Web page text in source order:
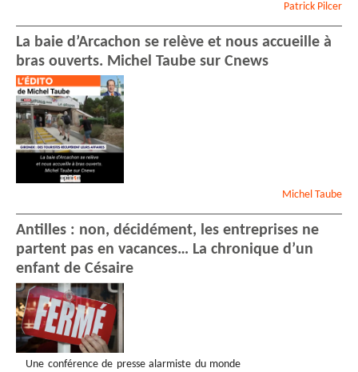
Patrick Pilcer
La baie d’Arcachon se relève et nous accueille à
bras ouverts. Michel Taube sur Cnews
Michel Taube
Antilles : non, décidément, les entreprises ne
partent pas en vacances… La chronique d’un
enfant de Césaire
Une conférence de presse alarmiste du monde